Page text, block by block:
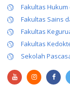
Fakultas Hukum
Fakultas Sains
Fakultas
Fakultas
Sekolah